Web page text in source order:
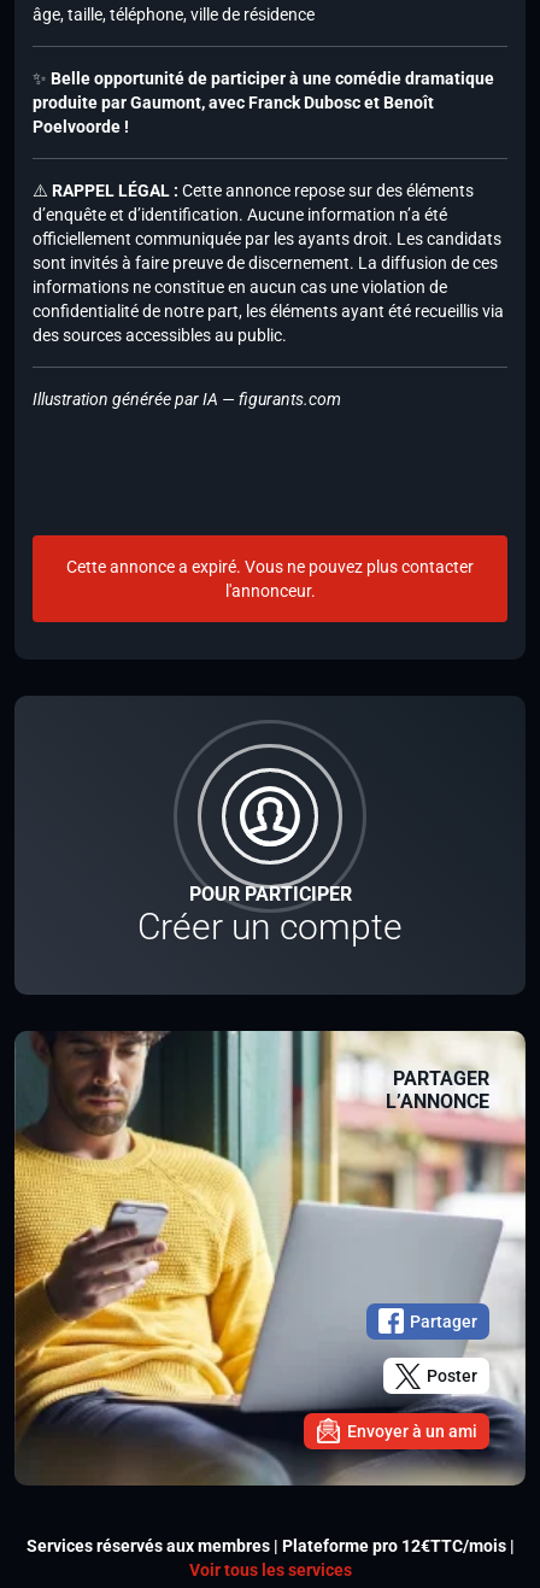
POUR PARTICIPER
Créer un compte
PARTAGER
L’ANNONCE
Partager
Poster
Envoyer à un ami
âge, taille, téléphone, ville de résidence
✨ Belle opportunité de participer à une comédie dramatique
produite par Gaumont, avecFranck DuboscetBenoît
Poelvoorde !
⚠️ RAPPEL LÉGAL : Cette annonce repose sur des éléments
d’enquête et d’identification. Aucune information n’a été
officiellement communiquée par les ayants droit. Les candidats
sont invités à faire preuve de discernement. La diffusion de ces
informations ne constitue en aucun cas une violation de
confidentialité de notre part, les éléments ayant été recueillis via
des sources accessibles au public.
Illustration générée par IA — figurants.com
Cette annonce a expiré. Vous ne pouvez plus contacter
l'annonceur.
Services réservés aux membres | Plateforme pro 12€TTC/mois |
Voir tous les services